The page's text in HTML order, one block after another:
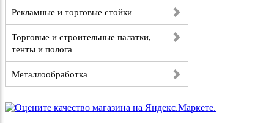
Рекламные и торговые стойки
Торговые и строительные палатки,
тенты и полога
Металлообработка